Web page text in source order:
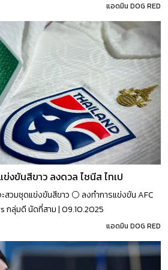
แอดมิน DOG RED
งขันสีขาว ลงดวล ไชนีส ไทเป
วมชุดแข่งขันสีขาว ⚪️ ลงทำการแข่งขัน AFC
กลุ่มดี นัดที่สาม | 09.10.2025
แอดมิน DOG RED